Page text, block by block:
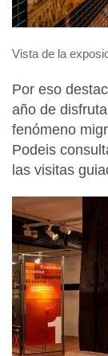
Vista de la
Por eso
año de
fenómeno
Podeis
las visitas